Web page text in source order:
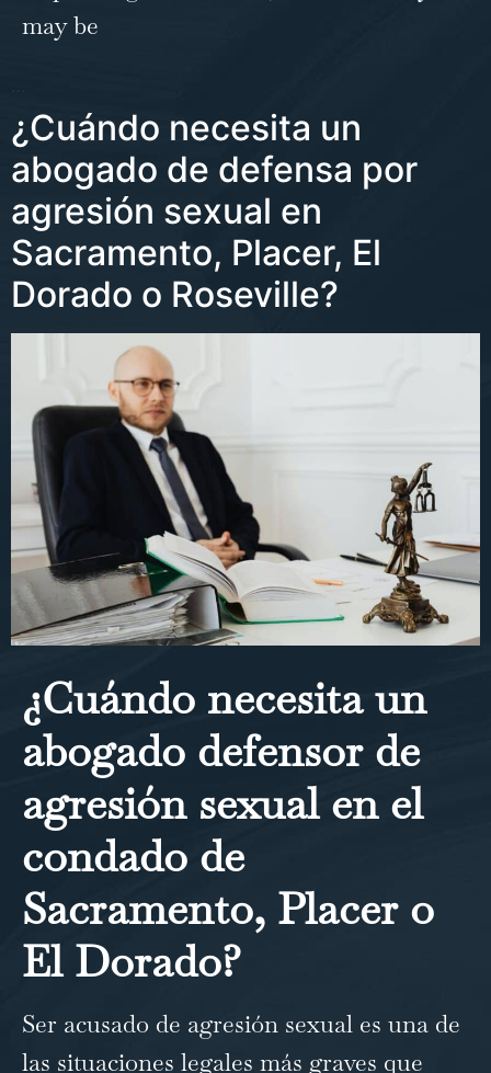
may be
…
¿Cuándo necesita un
abogado de defensa por
agresión sexual en
Sacramento, Placer, El
Dorado o Roseville?
¿Cuándo necesita un
abogado defensor de
agresión sexual en el
condado de
Sacramento, Placer o
El Dorado?
Ser acusado de agresión sexual es una de
las situaciones legales más graves que